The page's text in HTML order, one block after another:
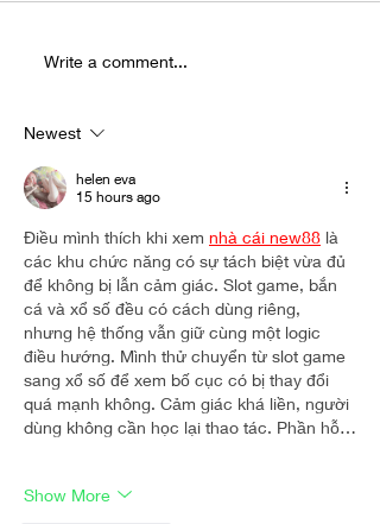
Inside the Hyperreal World of Jesus
Write a comment...
Newest
helen eva
15 hours ago
Điều mình thích khi xem nhà cái new88 là
các khu chức năng có sự tách biệt vừa đủ
để không bị lẫn cảm giác. Slot game, bắn
cá và xổ số đều có cách dùng riêng,
nhưng hệ thống vẫn giữ cùng một logic
điều hướng. Mình thử chuyển từ slot game
sang xổ số để xem bố cục có bị thay đổi
quá mạnh không. Cảm giác khá liền, người
dùng không cần học lại thao tác. Phần hỗ…
Show More